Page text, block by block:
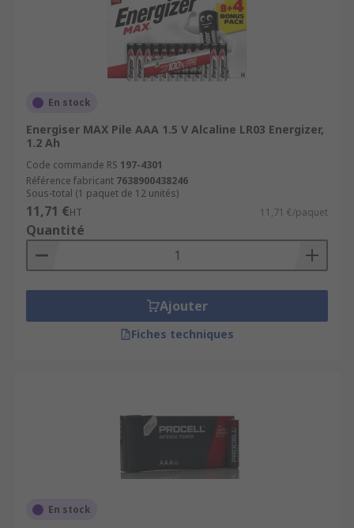
En stock
Energiser MAX Pile AAA 1.5 V Alcaline LR03 Energizer,
1.2 Ah
Code commande RS 197-4301
Référence fabricant 7638900438246
Sous-total (1 paquet de 12 unités)
11,71 €HT 11,71 €/paquet
Quantité
Ajouter
Fiches techniques
En stock